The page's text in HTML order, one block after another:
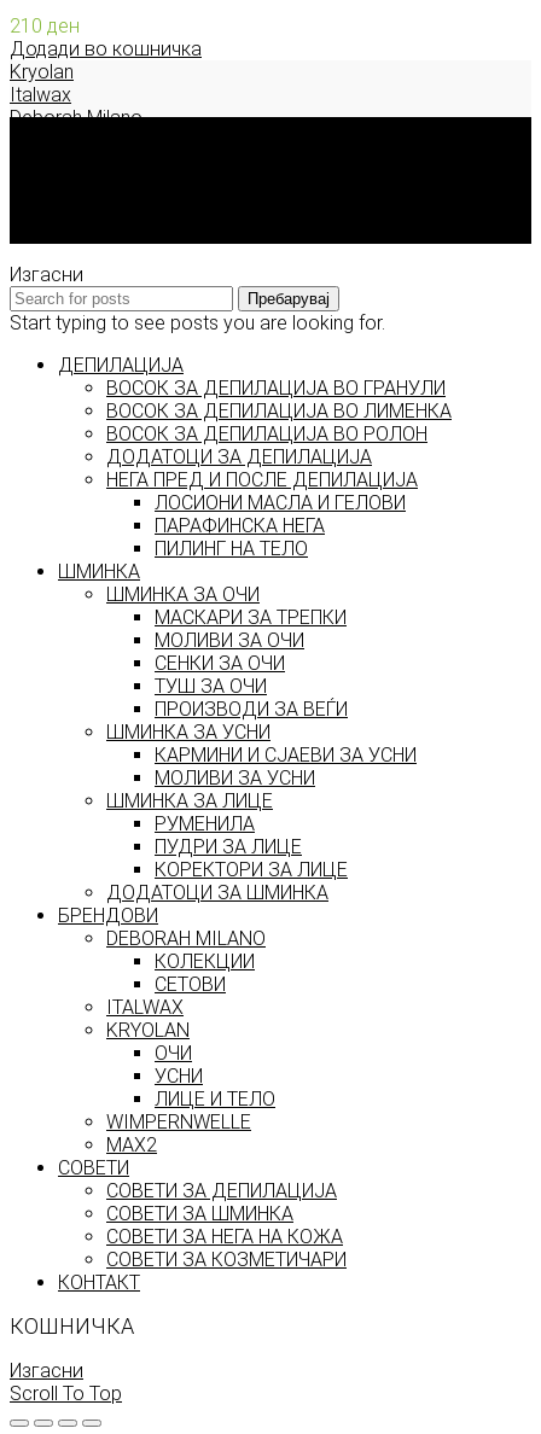
210 ден
Додади во кошничка
Kryolan
Italwax
Deborah Milano
Изгасни
Пребарувај
Start typing to see posts you are looking for.
ДЕПИЛАЦИЈА
ВОСОК ЗА ДЕПИЛАЦИЈА ВО ГРАНУЛИ
ВОСОК ЗА ДЕПИЛАЦИЈА ВО ЛИМЕНКА
ВОСОК ЗА ДЕПИЛАЦИЈА ВО РОЛОН
ДОДАТОЦИ ЗА ДЕПИЛАЦИЈА
НЕГА ПРЕД И ПОСЛЕ ДЕПИЛАЦИЈА
ЛОСИОНИ МАСЛА И ГЕЛОВИ
ПАРАФИНСКА НЕГА
ПИЛИНГ НА ТЕЛО
ШМИНКА
ШМИНКА ЗА ОЧИ
МАСКАРИ ЗА ТРЕПКИ
МОЛИВИ ЗА ОЧИ
СЕНКИ ЗА ОЧИ
ТУШ ЗА ОЧИ
ПРОИЗВОДИ ЗА ВЕЃИ
ШМИНКА ЗА УСНИ
КАРМИНИ И СЈАЕВИ ЗА УСНИ
МОЛИВИ ЗА УСНИ
ШМИНКА ЗА ЛИЦЕ
РУМЕНИЛА
ПУДРИ ЗА ЛИЦЕ
КОРЕКТОРИ ЗА ЛИЦЕ
ДОДАТОЦИ ЗА ШМИНКА
БРЕНДОВИ
DEBORAH MILANO
КОЛЕКЦИИ
СЕТОВИ
ITALWAX
KRYOLAN
ОЧИ
УСНИ
ЛИЦЕ И ТЕЛО
WIMPERNWELLE
MAX2
СОВЕТИ
СОВЕТИ ЗА ДЕПИЛАЦИЈА
СОВЕТИ ЗА ШМИНКА
СОВЕТИ ЗА НЕГА НА КОЖА
СОВЕТИ ЗА КОЗМЕТИЧАРИ
КОНТАКТ
КОШНИЧКА
Изгасни
Scroll To Top